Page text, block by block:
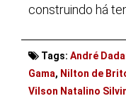
construindo há
Tags: André
Gama, Nilton de
Vilson Natalino